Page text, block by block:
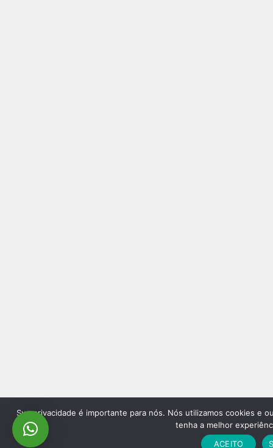
Sua privacidade é importante para nós. Nós utilizamos cookies e
tenha a melhor
ACEITO